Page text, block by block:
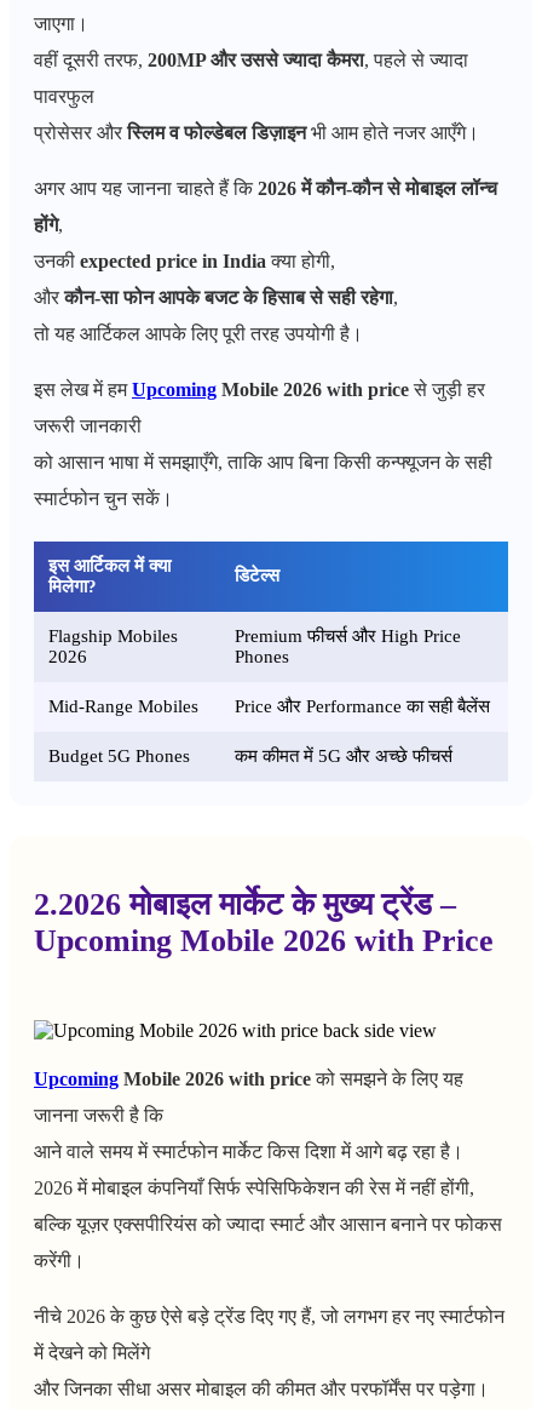
जाएगा।
वहीं दूसरी तरफ, 200MP और उससे ज्यादा कैमरा, पहले से ज्यादा
पावरफुल
प्रोसेसर औरस्लिम व फोल्डेबल डिज़ाइनभी आम होते नजर आएँगे।
अगर आप यह जानना चाहते हैं कि2026 में कौन-कौन से मोबाइल लॉन्च
होंगे,
उनकी expected price in Indiaक्या होगी,
औरकौन-सा फोन आपके बजट के हिसाब से सही रहेगा,
तो यह आर्टिकल आपके लिए पूरी तरह उपयोगी है।
इस लेख में हमUpcoming Mobile 2026 with priceसे जुड़ी हर
जरूरी जानकारी
को आसान भाषा में समझाएँगे, ताकि आप बिना किसी कन्फ्यूजन के सही
स्मार्टफोन चुन सकें।
इस आर्टिकल में क्या
मिलेगा?
डिटेल्स
Flagship Mobiles
2026
Premium फीचर्स और High Price
Phones
Mid-Range Mobiles Price और Performance का सही बैलेंस
Budget 5G Phones कम कीमत में 5G और अच्छे फीचर्स
2.2026 मोबाइल मार्केट के मुख्य ट्रेंड –
Upcoming Mobile 2026 with Price
Upcoming Mobile 2026 with priceको समझने के लिए यह
जानना जरूरी है कि
आने वाले समय में स्मार्टफोन मार्केट किस दिशा में आगे बढ़ रहा है।
2026 में मोबाइल कंपनियाँ सिर्फ स्पेसिफिकेशन की रेस में नहीं होंगी,
बल्कि यूज़र एक्सपीरियंस को ज्यादा स्मार्ट और आसान बनाने पर फोकस
करेंगी।
नीचे 2026 के कुछ ऐसे बड़े ट्रेंड दिए गए हैं, जो लगभग हर नए स्मार्टफोन
में देखने को मिलेंगे
और जिनका सीधा असर मोबाइल की कीमत और परफॉर्मेंस पर पड़ेगा।